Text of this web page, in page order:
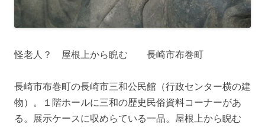
怪老人？ 屋根上から睨む 長崎市布巻町
長崎市布巻町の長崎市三和公民館（行政センター横の建
物）。１階ホールに三和の歴史民俗資料コーナーがあ
る。展示ケースに収めらている一品。屋根上から睨む